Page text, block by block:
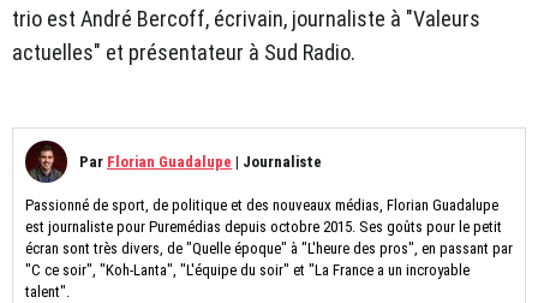
trio est André Bercoff, écrivain, journaliste à "Valeurs
actuelles" et présentateur à Sud Radio.
Par Florian Guadalupe | Journaliste
Passionné de sport, de politique et des nouveaux médias, Florian Guadalupe
est journaliste pour Puremédias depuis octobre 2015. Ses goûts pour le petit
écran sont très divers, de "Quelle époque" à "L'heure des pros", en passant par
"C ce soir", "Koh-Lanta", "L'équipe du soir" et "La France a un incroyable
talent".